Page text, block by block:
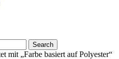
mit „Farbe basiert auf Polyester“